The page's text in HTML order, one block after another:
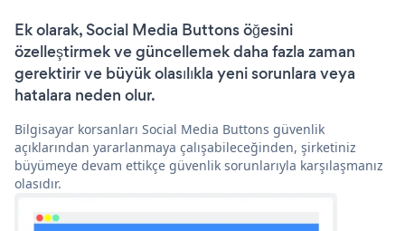
Ek olarak, Social Media Buttons öğesini
özelleştirmek ve güncellemek daha fazla zaman
gerektirir ve büyük olasılıkla yeni sorunlara veya
hatalara neden olur.
Bilgisayar korsanları Social Media Buttons güvenlik
açıklarından yararlanmaya çalışabileceğinden, şirketiniz
büyümeye devam ettikçe güvenlik sorunlarıyla karşılaşmanız
olasıdır.